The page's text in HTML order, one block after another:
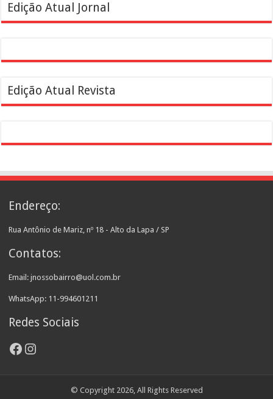
Edição Atual Jornal
Edição Atual Revista
Endereço:
Rua Antônio de Mariz, nº 18 - Alto da Lapa / SP
Contatos:
Email: jnossobairro@uol.com.br
WhatsApp: 11-994601211
Redes Sociais
Facebook
Instagram
© Copyright 2026, All Rights Reserved